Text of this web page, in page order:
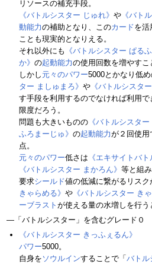
リソースの補充手段。
《バトルシスター じゅれ》 や 《バト
動能力の補助となり、このカードを活
ことも現実的となりえる。
それ以外にも 《バトルシスター ぱるふ
か》 の起動能力の使用回数を増やすこ
しかし 元々のパワー5000とかなり低め
ター ましゅまろ》 や 《バトルシスタ
す手段を利用するのでなければ利用
限度だろう。
問題も大きいものの 《バトルシスター
ふろまーじゅ》 の起動能力が２回使用
点。
元々のパワー低さは 《エキサイトバ
《バトルシスター まかろん》 等と組
要求シールド値の低減に繋がるリスク
きゃらめる》 や 《バトルシスター き
ーブラスト が使える量の水増しを行う
―「バトルシスター」を含むグレード０
《バトルシスター きっふぇるん》
パワー5000。
自身を ソウルインすることで「 バトル